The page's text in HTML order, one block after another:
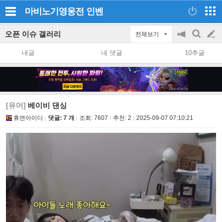
마비노기영웅전 인벤
오픈 이슈 갤러리 전체보기
공
지
on/off
검
색
글
쓰
내글 내 댓글 10추글
[유머] 베이비 댄싱
휴면아이디 댓글: 7 개 조회: 7607 추천: 2 2025-09-07 07:10:21